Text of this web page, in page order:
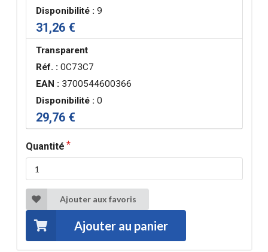
Disponibilité : 9
31,26 €
Transparent
Réf. : 0C73C7
EAN : 3700544600366
Disponibilité : 0
29,76 €
Quantité
Ajouter aux favoris
Ajouter au panier